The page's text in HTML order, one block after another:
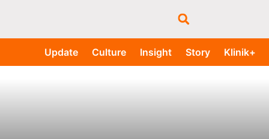
Update Culture Insight Story Klinik+